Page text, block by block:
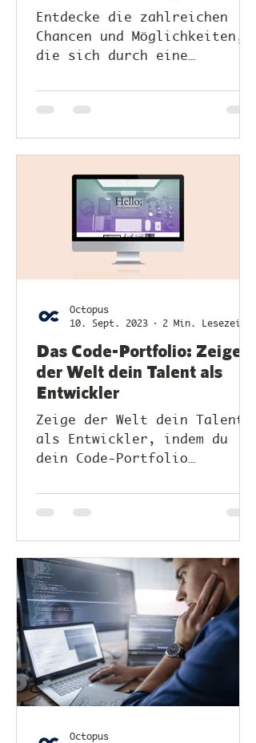
Entdecke die zahlreichen
Chancen und Möglichkeiten,
die sich durch eine
Softwareentwicklung
eröffnen.
Das Code-Portfolio: Zeige
der Welt dein Talent als
Entwickler
Zeige der Welt dein Talent
als Entwickler, indem du
dein Code-Portfolio
beeindruckende Coding-
Projekte präsentierst.
Octopus
10. Sept. 2023
2 Min. Lesezeit
Octopus